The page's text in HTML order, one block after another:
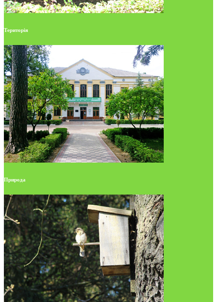
Територія
Природа